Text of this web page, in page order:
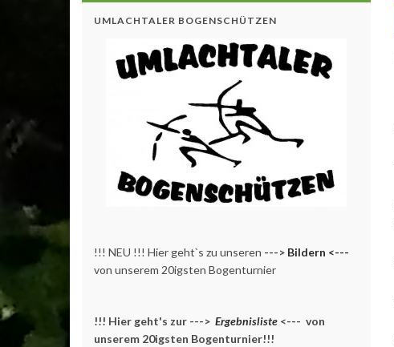
UMLACHTALER BOGENSCHÜTZEN
!!! NEU !!! Hier geht`s zu unseren ---> Bildern <---
von unserem 20igsten Bogenturnier
!!! Hier geht's zur ---> Ergebnisliste <--- von
unserem 20igsten Bogenturnier!!!